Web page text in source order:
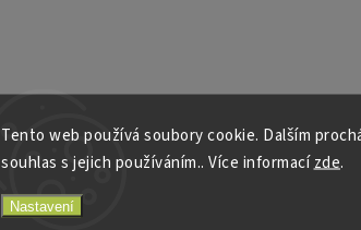
Tento web používá soubory cookie. Dalším
souhlas s jejich používáním.. Více informacízde.
Nastavení